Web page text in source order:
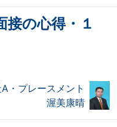
接の心得・１
・プレースメント
渥美康晴